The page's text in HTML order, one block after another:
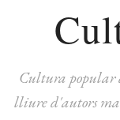
Cultura popular
lliure d'autors